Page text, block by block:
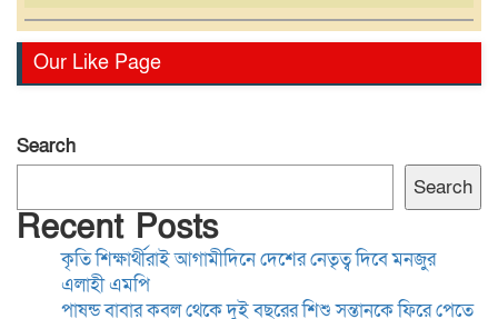
তিন কেজি মাদক সহ তিনজন
গ্যাস,বিদ্যুৎ সংকটসহ দ্রব্যমূল্য
বৃদ্ধির প্রতিবাদে নরসিংদীতে ১১
দলের স্বারকলিপি প্রদান
সাংবাদিকতা পেশার অস্তিত্ব রক্ষায়
Our Like Page
Search
Search
Recent Posts
কৃতি শিক্ষার্থীরাই আগামীদিনে দেশের নেতৃত্ব দিবে মনজুর
এলাহী এমপি
পাষন্ড বাবার কবল থেকে দুই বছরের শিশু সন্তানকে ফিরে পেতে